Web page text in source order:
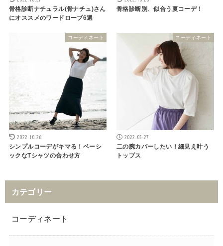
骨格診断ナチュラル(骨ナチュ)さん
にオススメのワードローブ6選
骨格診断別、似合う夏コーデ！
コーディネート
2022.10.26
シンプルコーデがキマる！ベーシ
ックなTシャツの合わせ方
コーディネート
2022.05.27
二の腕カバーしたい！細見え叶う
トップス
カテゴリー
コーディネート